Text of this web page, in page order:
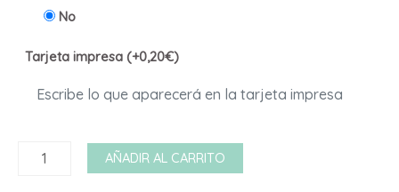
No
Tarjeta impresa (+0,20€)
Lima
AÑADIR AL CARRITO